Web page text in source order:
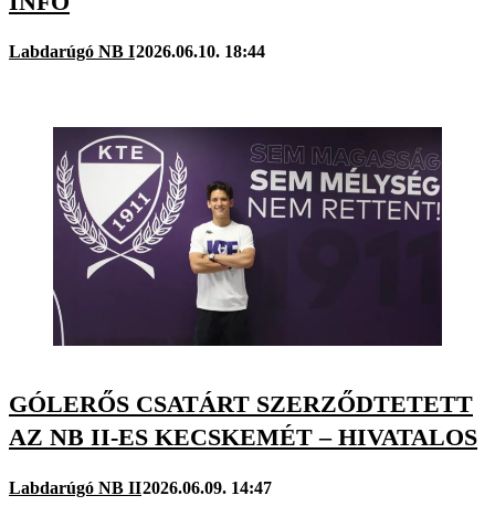
Labdarúgó NB I2026.06.10. 18:44
GÓLERŐS CSATÁRT SZERZŐDTETETT
AZ NB II-ES KECSKEMÉT – HIVATALOS
Labdarúgó NB II2026.06.09. 14:47